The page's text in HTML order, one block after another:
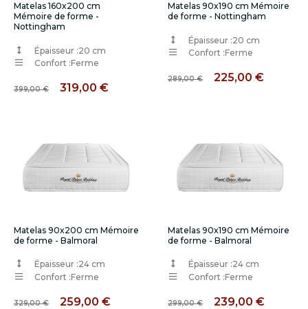
Matelas 160x200 cm
Mémoire de forme -
Nottingham
Épaisseur :20 cm
Confort :Ferme
399,00 € 319,00 €
Matelas 90x190 cm Mémoire
de forme - Nottingham
Épaisseur :20 cm
Confort :Ferme
289,00 € 225,00 €
Matelas 90x200 cm Mémoire
de forme - Balmoral
Épaisseur :24 cm
Confort :Ferme
329,00 € 259,00 €
Matelas 90x190 cm Mémoire
de forme - Balmoral
Épaisseur :24 cm
Confort :Ferme
299,00 € 239,00 €